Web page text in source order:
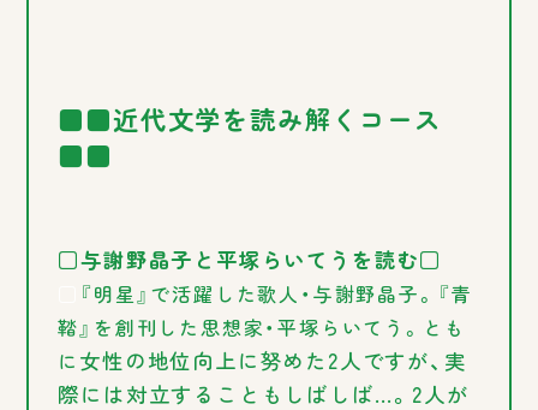
■■近代文学を読み解くコース
■■
□与謝野晶子と平塚らいてうを読む□
『明星』で活躍した歌人・与謝野晶子。『青
鞜』を創刊した思想家・平塚らいてう。とも
に 女性の地位向上に努めた2人ですが、実
際には対立することもしばしば…。2人が